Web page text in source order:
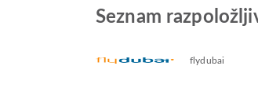
Seznam
flydubai